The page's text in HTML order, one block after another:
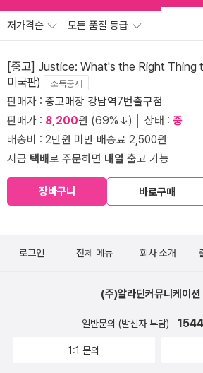
저가격순 모든 품질 등급
[중고] Justice: What's the Right Thing
미국판)
소득공제
판매자 : 중고매장 강남역7번출구점
판매가 : 8,200원 (69%↓) │ 상태 : 중
배송비 : 2만원 미만 배송료 2,500원
지금 택배로 주문하면 내일 출고 가능
장바구니 바로구매
로그인 전체 메뉴 회사 소개
(주)알라딘커뮤니케이션
일반문의 (발신자 부담)
1:1 문의